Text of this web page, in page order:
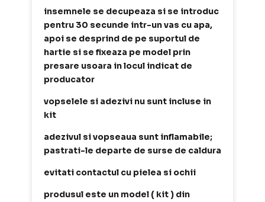
insemnele se decupeaza si se introduc
pentru 30 secunde intr-un vas cu apa,
apoi se desprind de pe suportul de
hartie si se fixeaza pe model prin
presare usoara in locul indicat de
producator
vopselele si adezivi nu sunt incluse in
kit
adezivul si vopseaua sunt inflamabile;
pastrati-le departe de surse de caldura
evitati contactul cu pielea si ochii
produsul este un model ( kit ) din